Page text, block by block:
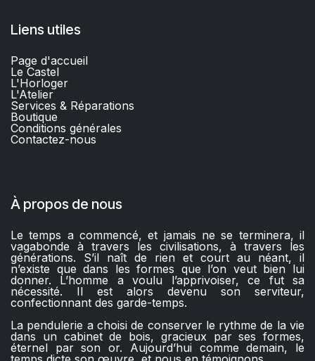
Liens utiles
Page d'accueil
Le Castel
L'Horloger
L'Atelier
Services & Réparations
Boutique
Conditions générales
Contactez-nous​
À propos de nous
Le temps a commencé, et jamais ne se terminera, il
vagabonde à travers les civilisations, à travers les
générations. S’il naît de rien et court au néant, il
n’existe que dans les formes que l’on veut bien lui
donner. L’homme a voulu l’apprivoiser, ce fut sa
nécessité. Il est alors devenu son serviteur,
confectionnant des garde-temps.
La pendulerie a choisi de conserver le rythme de la vie
dans un cabinet de bois, gracieux par ses formes,
éternel par son or. Aujourd’hui comme demain, le